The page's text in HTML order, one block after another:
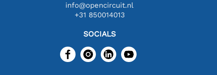
info@opencircuit.nl
+31 850014013
SOCIALS